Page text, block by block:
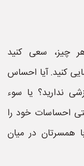
چیز، سعی کنید
کنید. آیا احساس
ندارید؟ یا سوء
احساسات خود را
همسرتان در میان